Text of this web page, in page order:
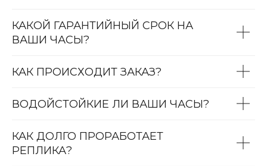
КАКОЙ ГАРАНТИЙНЫЙ СРОК НА
ВАШИ ЧАСЫ?
КАК ПРОИСХОДИТ ЗАКАЗ?
ВОДОЙСТОЙКИЕ ЛИ ВАШИ ЧАСЫ?
КАК ДОЛГО ПРОРАБОТАЕТ
РЕПЛИКА?